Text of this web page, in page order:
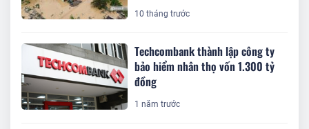
10 tháng trước
Techcombank thành lập công ty
bảo hiểm nhân thọ vốn 1.300 tỷ
đồng
1 năm trước